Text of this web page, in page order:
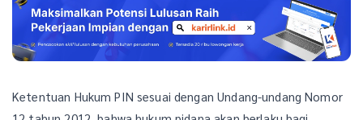
Ketentuan Hukum PIN sesuai dengan Undang-undang Nomor